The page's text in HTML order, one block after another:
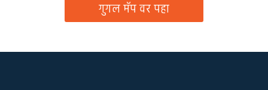
गुगल मॅप वर पहा